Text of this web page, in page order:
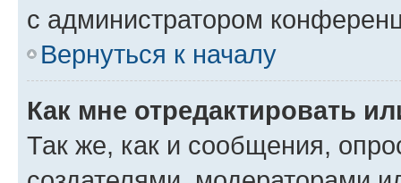
с администратором
Вернуться к началу
Как мне отредактировать
Так же, как и сообщения,